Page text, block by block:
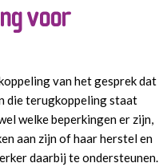
voor
van het gesprek dat
die terugkoppeling staat
welke beperkingen er zijn,
aan zijn of haar herstel en
daarbij te ondersteunen.